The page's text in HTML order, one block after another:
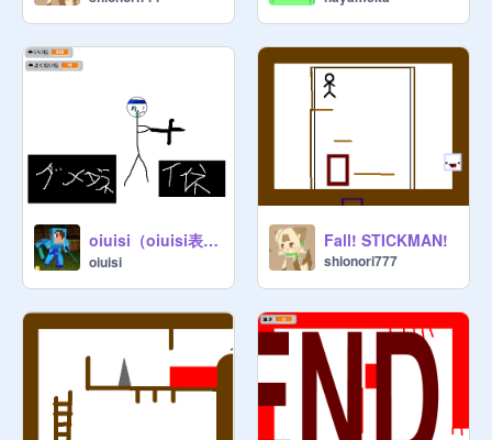
oiuisi（oiuisi表情メーカー）
oiuisi
Fall! STICKMAN!
shionori777